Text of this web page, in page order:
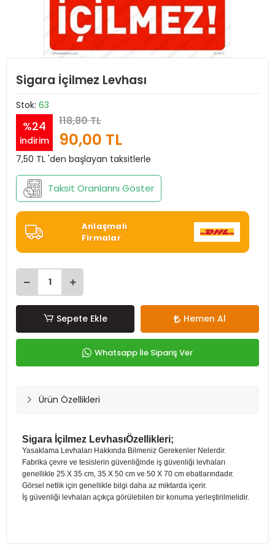
Sigara İçilmez Levhası
Stok: 63
%24
indirim
118,80 TL
90,00 TL
7,50 TL 'den başlayan taksitlerle
Taksit Oranlarını Göster
Anlaşmalı
Firmalar
Sepete Ekle Hemen Al
Whatsapp İle Sipariş Ver
Ürün Özellikleri
Sigara İçilmez LevhasıÖzellikleri;
Yasaklama Levhaları Hakkında Bilmeniz Gerekenler Nelerdir.
Fabrika çevre ve tesislerin güvenliğinde iş güvenliği levhaları
genellikle 25 X 35 cm, 35 X 50 cm ve 50 X 70 cm ebatlarındadır.
Görsel netlik için genellikle bilgi daha az miktarda içerir.
İş güvenliği levhaları açıkça görülebilen bir konuma yerleştirilmelidir.